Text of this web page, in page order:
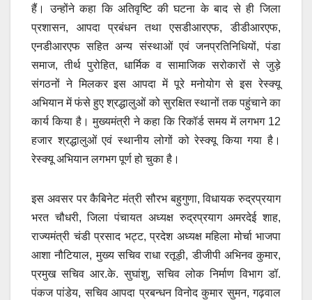
हैं। उन्होंने कहा कि अतिवृष्टि की घटना के बाद से ही जिला
प्रशासन, आपदा प्रबंधन तथा एसडीआरएफ, डीडीआरएफ,
एनडीआरएफ सहित अन्य संस्थाओं एवं जनप्रतिनिधियों, पंडा
समाज, तीर्थ पुरोहित, धार्मिक व सामाजिक सरोकारों से जुड़े
संगठनों ने मिलकर इस आपदा में पूरे मनोयोग से इस रेस्क्यू
अभियान में फंसे हुए श्रद्धालुओं को सुरक्षित स्थानों तक पहुंचाने का
कार्य किया है। मुख्यमंत्री ने कहा कि रिकॉर्ड समय में लगभग 12
हजार श्रद्धालुओं एवं स्थानीय लोगों को रेस्क्यू किया गया है।
रेस्क्यू अभियान लगभग पूर्ण हो चुका है।
इस अवसर पर कैबिनेट मंत्री सौरभ बहुगुणा, विधायक रुद्रप्रयाग
भरत चौधरी, जिला पंचायत अध्यक्ष रुद्रप्रयाग अमरदेई शाह,
राज्यमंत्री चंडी प्रसाद भट्ट, प्रदेश अध्यक्ष महिला मोर्चा भाजपा
आशा नौटियाल, मुख्य सचिव राधा रतूड़ी, डीजीपी अभिनव कुमार,
प्रमुख सचिव आर.के. सुघांशु, सचिव लोक निर्माण विभाग डॉ.
पंकज पांडेय, सचिव आपदा प्रबन्धन विनोद कुमार सुमन, गढ़वाल